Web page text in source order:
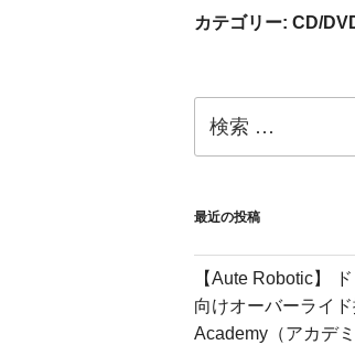
カテゴリー: CD/
索:
最近の投稿
【Aute Robotic】
向けオーバーライ
Academy（アカデ